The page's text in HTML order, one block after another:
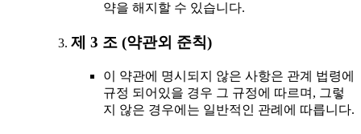
약을 해지할 수 있습니다.
제 3 조 (약관외 준칙)
이 약관에 명시되지 않은 사항은 관계 법령에
규정 되어있을 경우 그 규정에 따르며, 그렇
지 않은 경우에는 일반적인 관례에 따릅니다.